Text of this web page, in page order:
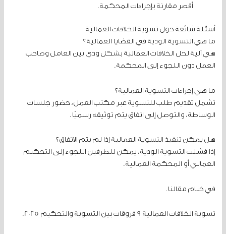
أقصر مقارنة بإجراءات المحكمة.
أسئلة شائعة حول تسوية الخلافات العمالية
ما هي التسوية الودية في القضايا العمالية؟
هي آلية لحل الخلافات العمالية بشكل ودي بين العامل وصاحب
العمل دون اللجوء إلى المحكمة.
ما هي إجراءات التسوية العمالية؟
تشمل تقديم طلب للتسوية عبر مكتب العمل، حضور جلسات
الوساطة، والتوصل إلى اتفاق يتم توثيقه رسميًا.
هل يمكن تنفيذ التسوية العمالية إذا لم يتم الاتفاق؟
إذا فشلت التسوية الودية، يمكن للطرفين اللجوء إلى التحكيم
العمالي أو المحكمة العمالية.
في ختام مقالنا.
تسوية الخلافات العمالية 9 فروقات بين التسوية والتحكيم 2025.